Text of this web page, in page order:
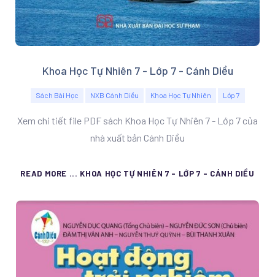
Khoa Học Tự Nhiên 7 - Lớp 7 - Cánh Diều
Sách Bài Học NXB Cánh Diều Khoa Học Tự Nhiên Lớp 7
Xem chi tiết file PDF sách Khoa Học Tự Nhiên 7 - Lớp 7 của
nhà xuất bản Cánh Diều
READ MORE ... KHOA HỌC TỰ NHIÊN 7 - LỚP 7 - CÁNH DIỀU